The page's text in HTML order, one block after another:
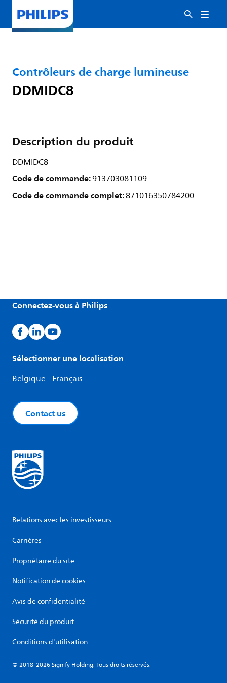
Contrôleurs de charge lumineuse
DDMIDC8
Description du produit
DDMIDC8
Code de commande:913703081109
Code de commande complet:871016350784200
Connectez-vous à Philips
Sélectionner une localisation
Belgique - Français
Contact us
Relations avec les investisseurs
Carrières
Propriétaire du site
Notification de cookies
Avis de confidentialité
Sécurité du produit
Conditions d'utilisation
© 2018-2026 Signify Holding. Tous droits réservés.